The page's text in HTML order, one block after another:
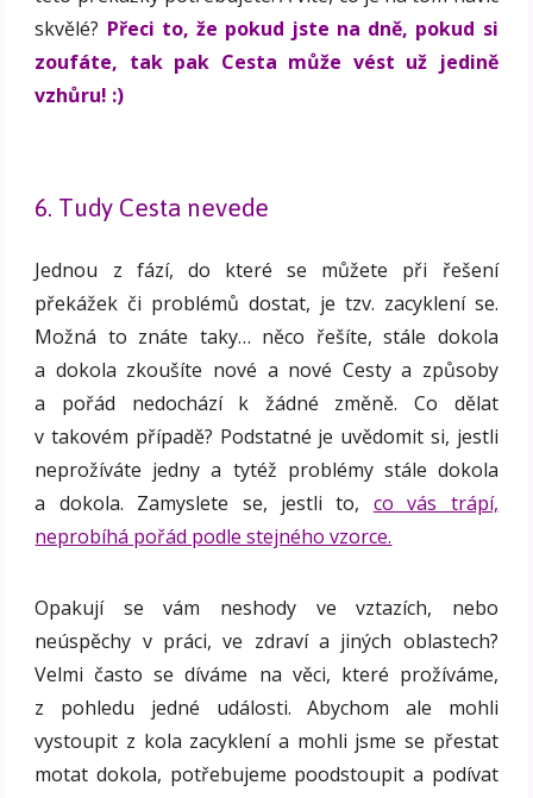
skvělé? Přeci to, že pokud jste na dně, pokud si
zoufáte, tak pak Cesta může vést už jedině
vzhůru! :)
6. Tudy Cesta nevede
Jednou z fází, do které se můžete při řešení
překážek či problémů dostat, je tzv. zacyklení se.
Možná to znáte taky… něco řešíte, stále dokola
a dokola zkoušíte nové a nové Cesty a způsoby
a pořád nedochází k žádné změně. Co dělat
v takovém případě? Podstatné je uvědomit si, jestli
neprožíváte jedny a tytéž problémy stále dokola
a dokola. Zamyslete se, jestli to, co vás trápí,
neprobíhá pořád podle stejného vzorce.
Opakují se vám neshody ve vztazích, nebo
neúspěchy v práci, ve zdraví a jiných oblastech?
Velmi často se díváme na věci, které prožíváme,
z pohledu jedné události. Abychom ale mohli
vystoupit z kola zacyklení a mohli jsme se přestat
motat dokola, potřebujeme poodstoupit a podívat